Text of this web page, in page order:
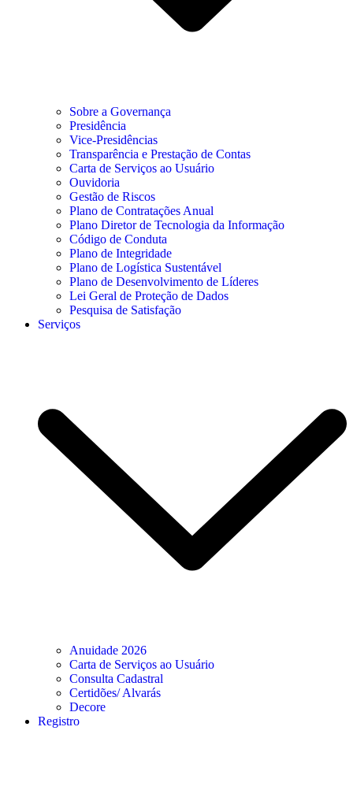
Sobre a Governança
Presidência
Vice-Presidências
Transparência e Prestação de Contas
Carta de Serviços ao Usuário
Ouvidoria
Gestão de Riscos
Plano de Contratações Anual
Plano Diretor de Tecnologia da Informação
Código de Conduta
Plano de Integridade
Plano de Logística Sustentável
Plano de Desenvolvimento de Líderes
Lei Geral de Proteção de Dados
Pesquisa de Satisfação
Serviços
Anuidade 2026
Carta de Serviços ao Usuário
Consulta Cadastral
Certidões/ Alvarás
Decore
Registro